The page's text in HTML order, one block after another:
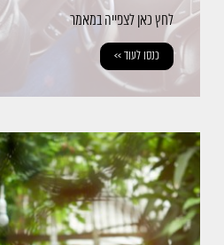
לחץ כאן לצפייה במאמר
כנסו לעוד >>